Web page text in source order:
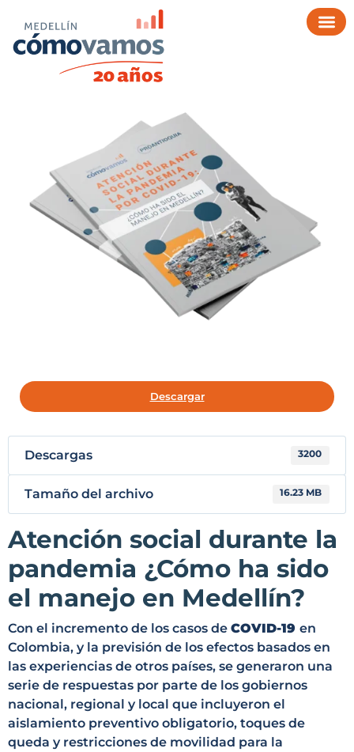
Descargar
Descargas 3200
Tamaño del archivo 16.23 MB
Atención social durante la
pandemia ¿Cómo ha sido
el manejo en Medellín?
Con el incremento de los casos de COVID-19 en
Colombia, y la previsión de los efectos basados en
las experiencias de otros países, se generaron una
serie de respuestas por parte de los gobiernos
nacional, regional y local que incluyeron el
aislamiento preventivo obligatorio, toques de
queda y restricciones de movilidad para la